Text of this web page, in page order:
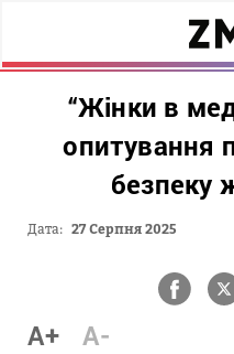
“Жінки в
опитування
безпеку
Дата: 27 Серпня 2025
A+ A-